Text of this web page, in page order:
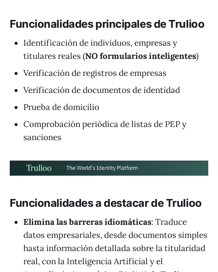
Funcionalidades principales de Trulioo
Identificación de individuos, empresas y
titulares reales (NO formularios inteligentes)
Verificación de registros de empresas
Verificación de documentos de identidad
Prueba de domicilio
Comprobación periódica de listas de PEP y
sanciones
Funcionalidades a destacar de Trulioo
Elimina las barreras idiomáticas: Traduce
datos empresariales, desde documentos simples
hasta información detallada sobre la titularidad
real, con la Inteligencia Artificial y el